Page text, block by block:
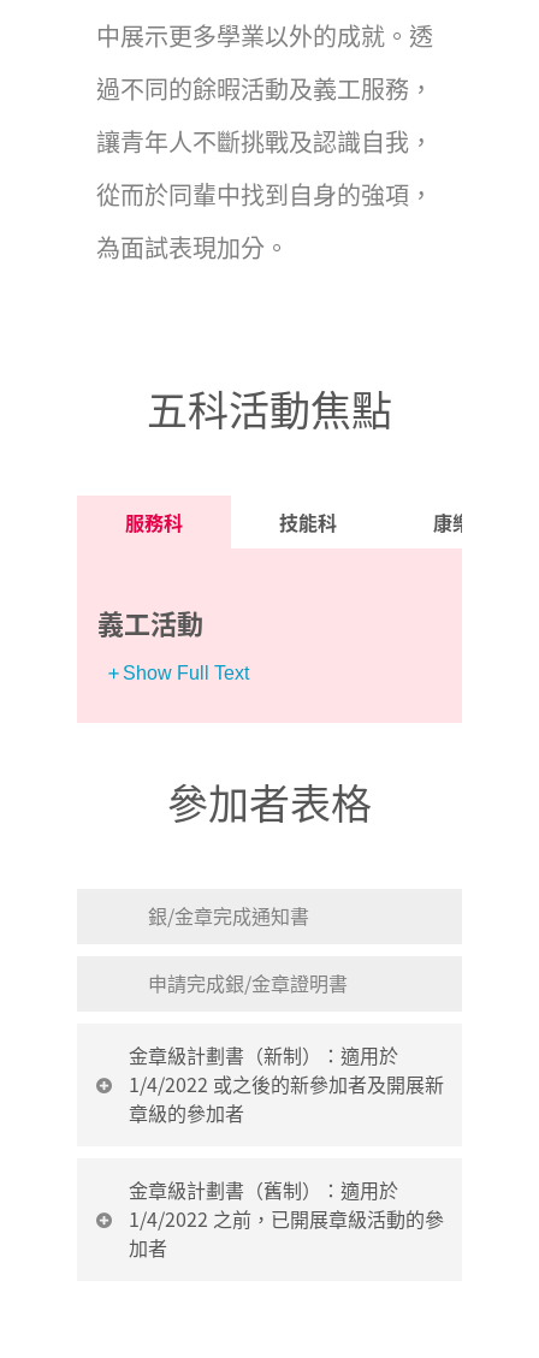
中展示更多學業以外的成就。透
過不同的餘暇活動及義工服務，
讓青年人不斷挑戰及認識自我，
從而於同輩中找到自身的強項，
為面試表現加分。
五科活動焦點
服務科 技能科 康樂體育科
義工活動
Show Full Text
參加者表格
銀/金章完成通知書
申請完成銀/金章證明書
金章級計劃書（新制）：適用於
1/4/2022 或之後的新參加者及開展新
章級的參加者
金章級服務科計劃書
金章級技能科計劃書
金章級計劃書（舊制）：適用於
1/4/2022 之前，已開展章級活動的參
加者